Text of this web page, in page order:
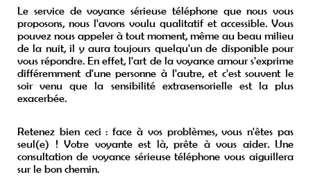
Le service de voyance sérieuse téléphone que nous vous
proposons, nous l'avons voulu qualitatif et accessible. Vous
pouvez nous appeler à tout moment, même au beau milieu
de la nuit, il y aura toujours quelqu'un de disponible pour
vous répondre. En effet, l'art de la voyance amour s'exprime
différemment d'une personne à l'autre, et c'est souvent le
soir venu que la sensibilité extrasensorielle est la plus
exacerbée.
Retenez bien ceci : face à vos problèmes, vous n'êtes pas
seul(e) ! Votre voyante est là, prête à vous aider. Une
consultation de voyance sérieuse téléphone vous aiguillera
sur le bon chemin.